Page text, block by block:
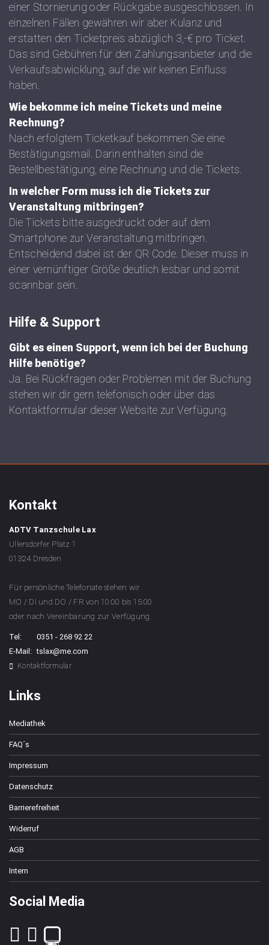
einer Stornierung oder Rückgabe ausgeschlossen. In
einzelnen Fällen gewähren wir aber Kulanz und
erstatten den Ticketpreis abzüglich 3,-€ pro Ticket.
Das sind Gebühren für den Zahlungsanbieter und die
Verkaufsabwicklung, auf die wir keinen Einfluss
haben.
Wie bekomme ich meine Tickets und meine
Rechnung?
Nach erfolgtem Ticketkauf bekommen Sie eine
Bestätigungsmail. Darin enthalten sind die
Bestellbestätigung, eine Rechnung und die Tickets.
In welcher Form muss ich die Tickets zur
Veranstaltung mitbringen?
Die Tickets bitte ausgedruckt oder auf dem
Smartphone zur Veranstaltung mitbringen.
Entscheidend dabei ist der QR Code. Dieser muss in
einer vernünftiger Größe deutlich lesbar und somit
scannbar sein.
Hilfe & Support
Gibt es einen Support, wenn ich bei der Buchung
Hilfe benötige?
Ja. Bei Rückfragen oder Problemen mit der Buchung
stehen wir dir gern telefonisch oder über das
Kontaktformular dieser Website zur Verfügung.
Kontakt
ADTV Tanzschule Lax
Ullersdorfer Platz 1
01324 Dresden
Für persönliche Telefonate stehen wir
MO / DI und DO / FR von 10:00 bis 15:00
oder nach Vereinbarung zur Verfügung.
Tel:
0351 - 268 92 22
E-Mail: tslax@me.com
Kontaktformular
Links
Mediathek
FAQ´s
Impressum
Datenschutz
Barrierefreiheit
Widerruf
AGB
Intern
Social Media